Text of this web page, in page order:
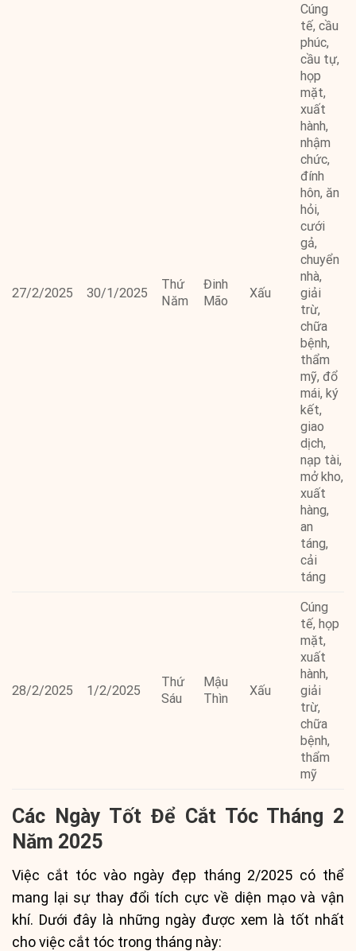
27/2/2025 30/1/2025
Thứ
Năm
Đinh
Mão
Xấu
Cúng
tế, cầu
phúc,
cầu tự,
họp
mặt,
xuất
hành,
nhậm
chức,
đính
hôn, ăn
hỏi,
cưới
gả,
chuyển
nhà,
giải
trừ,
chữa
bệnh,
thẩm
mỹ, đổ
mái, ký
kết,
giao
dịch,
nạp tài,
mở kho,
xuất
hàng,
an
táng,
cải
táng
28/2/2025 1/2/2025
Thứ
Sáu
Mậu
Thìn
Xấu
Cúng
tế, họp
mặt,
xuất
hành,
giải
trừ,
chữa
bệnh,
thẩm
mỹ
Các Ngày Tốt Để Cắt Tóc Tháng 2
Năm 2025
Việc cắt tóc vào ngày đẹp tháng 2/2025 có thể
mang lại sự thay đổi tích cực về diện mạo và vận
khí. Dưới đây là những ngày được xem là tốt nhất
cho việc cắt tóc trong tháng này: